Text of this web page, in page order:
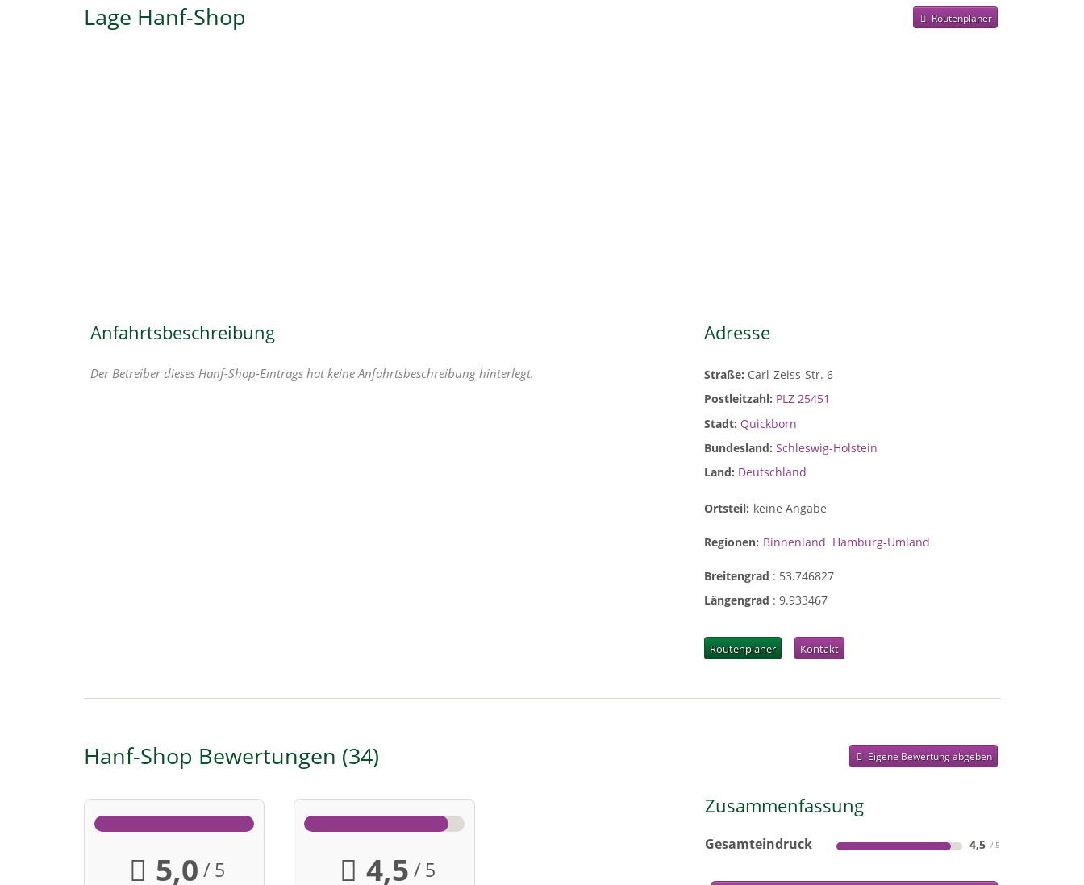
Lage Hanf-Shop Routenplaner
Anfahrtsbeschreibung
Der Betreiber dieses Hanf-Shop-Eintrags hat keine Anfahrtsbeschreibung hinterlegt.
Adresse
Straße: Carl-Zeiss-Str. 6
Postleitzahl: PLZ 25451
Stadt: Quickborn
Bundesland:Schleswig-Holstein
Land: Deutschland
Ortsteil: keine Angabe
Regionen: Binnenland Hamburg-Umland
Breitengrad : 53.746827
Längengrad :9.933467
Routenplaner Kontakt
Hanf-Shop Bewertungen 34 Eigene Bewertung abgeben
Zusammenfassung
Gesamteindruck 4,5
5,0 / 5 4,5 / 5